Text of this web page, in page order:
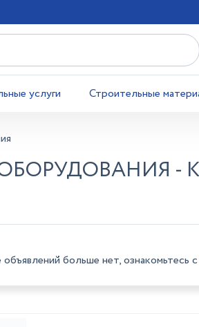
услуги Строительные
-
больше нет, ознакомьтесь